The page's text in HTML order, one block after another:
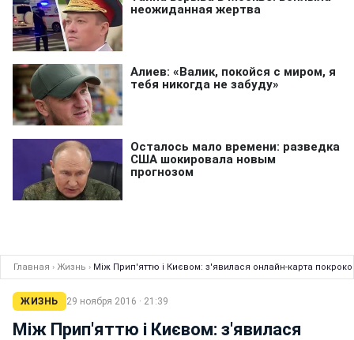
Главная › Жизнь › Між Прип'яттю і Києвом: з'явилася онлайн-карта
ЖИЗНЬ 29 ноября 2016 · 21:39
Між Прип'яттю і Києвом: з'явилася